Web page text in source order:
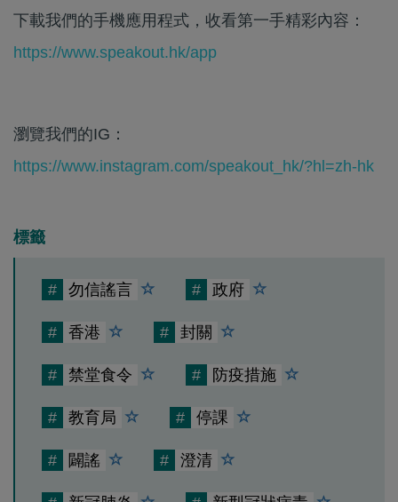
下載我們的手機應用程式，收看第一手精彩內容：
https://www.speakout.hk/app
瀏覽我們的IG：
https://www.instagram.com/speakout_hk/?hl=zh-hk
標籤
# 勿信謠言 # 政府
# 香港 # 封關
# 禁堂食令 # 防疫措施
# 教育局 # 停課
# 闢謠 # 澄清